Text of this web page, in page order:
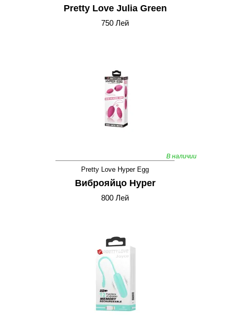
Pretty Love Julia Green
750 Лей
В наличии
Pretty Love Hyper Egg
Виброяйцо Hyper
800 Лей